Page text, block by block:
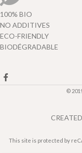
100% BIO
NO ADDITIVES
ECO-FRIENDLY
BIODÉGRADABLE
©
CREATED
This site is protected by